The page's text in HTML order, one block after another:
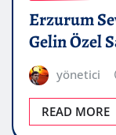
Erzurum
Gelin Özel
yönetici
READ MORE